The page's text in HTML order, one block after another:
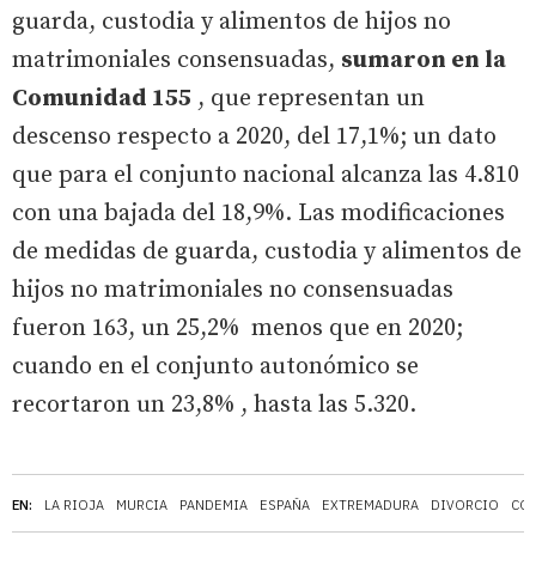
EN: LA RIOJA MURCIA PANDEMIA ESPAÑA EXTREMADURA DIVORCIO
guarda, custodia y alimentos de hijos no
matrimoniales consensuadas, sumaron en la
Comunidad 155 , que representan un
descenso respecto a 2020, del 17,1%; un dato
que para el conjunto nacional alcanza las 4.810
con una bajada del 18,9%. Las modificaciones
de medidas de guarda, custodia y alimentos de
hijos no matrimoniales no consensuadas
fueron 163, un 25,2% menos que en 2020;
cuando en el conjunto autonómico se
recortaron un 23,8% , hasta las 5.320.